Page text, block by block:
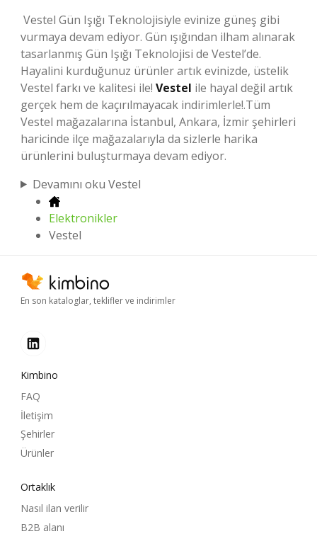
Vestel Gün Işığı Teknolojisiyle evinize güneş gibi
vurmaya devam ediyor. Gün ışığından ilham alınarak
tasarlanmış Gün Işığı Teknolojisi de Vestel’de.
Hayalini kurduğunuz ürünler artık evinizde, üstelik
Vestel farkı ve kalitesi ile! Vestel ile hayal değil artık
gerçek hem de kaçırılmayacak indirimlerle!.Tüm
Vestel mağazalarına İstanbul, Ankara, İzmir şehirleri
haricinde ilçe mağazalarıyla da sizlerle harika
ürünlerini buluşturmaya devam ediyor.
Devamını oku Vestel
Elektronikler
Vestel
En son kataloglar, teklifler ve indirimler
Kimbino
FAQ
İletişim
Şehirler
Ürünler
Ortaklık
Nasıl ilan verilir
B2B alanı